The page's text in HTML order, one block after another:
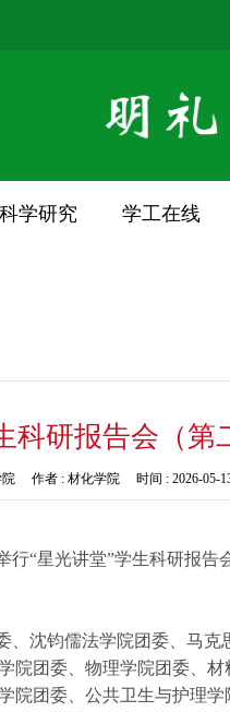
科学研究 学工在线
科研报告会（第
作者 : 材化学院时间 : 2026-05-
“星光讲堂”学生科研报告
沈钧儒法学院团委、马
院团委、物理学院团委、
团委、公共卫生与护理